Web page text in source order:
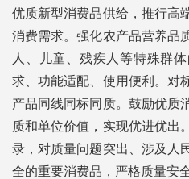
优质新型消费品供给，推行高
消费需求。强化农产品营养品
人、儿童、残疾人等特殊群
求、功能适配、使用便利。对
产品同线同标同质。鼓励优质
质和单位价值，实现优进优出
录，对质量问题突出、涉及人
全的重要消费品，严格质量安